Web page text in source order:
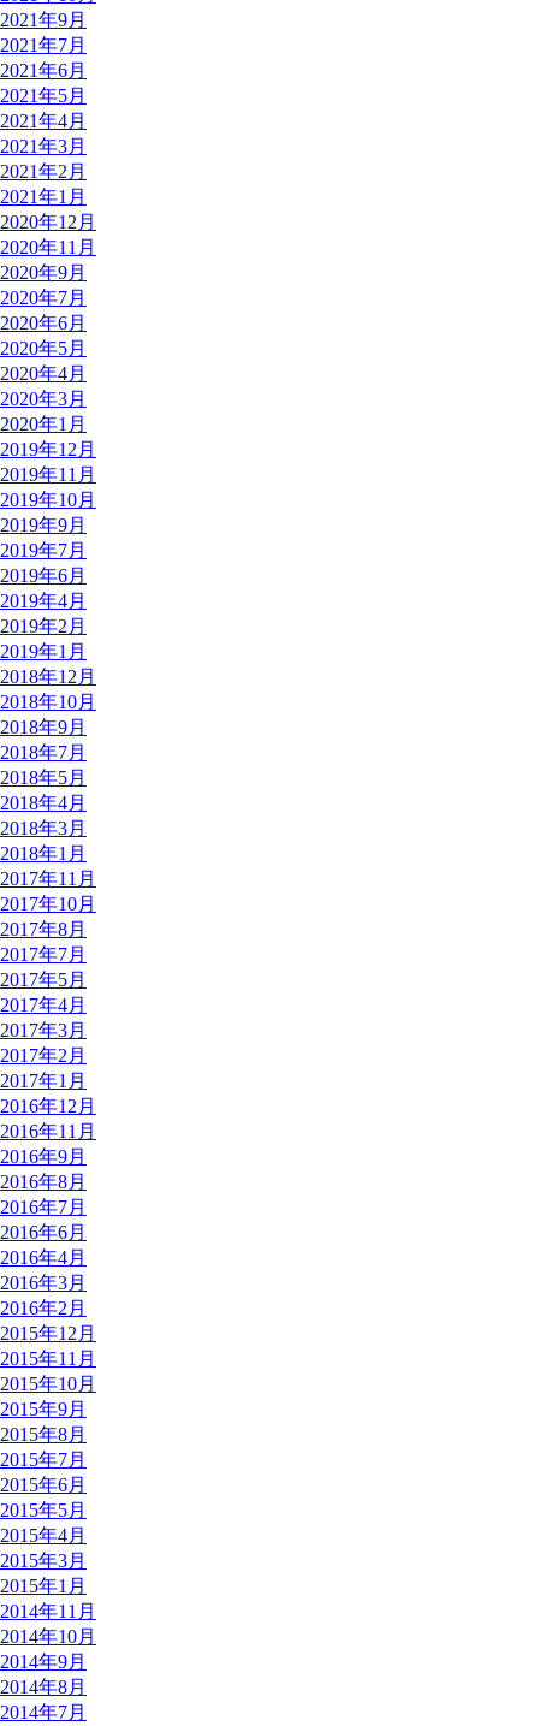
2021年9月
2021年7月
2021年6月
2021年5月
2021年4月
2021年3月
2021年2月
2021年1月
2020年12月
2020年11月
2020年9月
2020年7月
2020年6月
2020年5月
2020年4月
2020年3月
2020年1月
2019年12月
2019年11月
2019年10月
2019年9月
2019年7月
2019年6月
2019年4月
2019年2月
2019年1月
2018年12月
2018年10月
2018年9月
2018年7月
2018年5月
2018年4月
2018年3月
2018年1月
2017年11月
2017年10月
2017年8月
2017年7月
2017年5月
2017年4月
2017年3月
2017年2月
2017年1月
2016年12月
2016年11月
2016年9月
2016年8月
2016年7月
2016年6月
2016年4月
2016年3月
2016年2月
2015年12月
2015年11月
2015年10月
2015年9月
2015年8月
2015年7月
2015年6月
2015年5月
2015年4月
2015年3月
2015年1月
2014年11月
2014年10月
2014年9月
2014年8月
2014年7月